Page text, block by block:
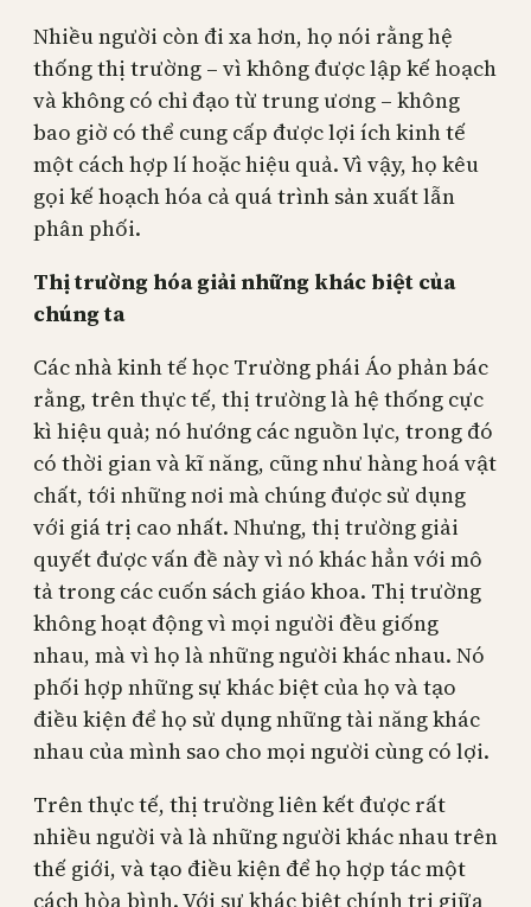
Nhiều người còn đi xa hơn, họ nói rằng hệ
thống thị trường – vì không được lập kế hoạch
và không có chỉ đạo từ trung ương – không
bao giờ có thể cung cấp được lợi ích kinh tế
một cách hợp lí hoặc hiệu quả. Vì vậy, họ kêu
gọi kế hoạch hóa cả quá trình sản xuất lẫn
phân phối.
Thị trường hóa giải những khác biệt của
chúng ta
Các nhà kinh tế học Trường phái Áo phản bác
rằng, trên thực tế, thị trường là hệ thống cực
kì hiệu quả; nó hướng các nguồn lực, trong đó
có thời gian và kĩ năng, cũng như hàng hoá vật
chất, tới những nơi mà chúng được sử dụng
với giá trị cao nhất. Nhưng, thị trường giải
quyết được vấn đề này vì nó khác hẳn với mô
tả trong các cuốn sách giáo khoa. Thị trường
không hoạt động vì mọi người đều giống
nhau, mà vì họ là những người khác nhau. Nó
phối hợp những sự khác biệt của họ và tạo
điều kiện để họ sử dụng những tài năng khác
nhau của mình sao cho mọi người cùng có lợi.
Trên thực tế, thị trường liên kết được rất
nhiều người và là những người khác nhau trên
thế giới, và tạo điều kiện để họ hợp tác một
cách hòa bình. Với sự khác biệt chính trị giữa